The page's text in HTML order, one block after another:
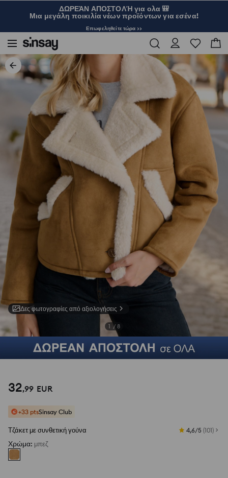
ΔΩΡΕΆΝ ΑΠΟΣΤΟΛΉ για ολα 🎒
Μια μεγάλη ποικιλία νέων προϊόντων για εσένα!
Επωφεληθείτε τώρα >>
Δες φωτογραφίες από αξιολογήσεις
1 / 8
32,99 EUR
+33 ptsSinsay Club
Τζάκετ με συνθετική γούνα 4,6/5 (101)
Χρώμα: μπεζ